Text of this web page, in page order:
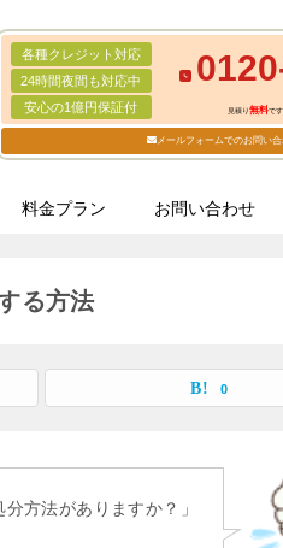
各種クレジット対応
24時間夜間も対応中
安心の1億円保証付
見積り無料で
メールフォームでのお問い
料金プラン お問い合わせ
る方法
0
方法がありますか？」